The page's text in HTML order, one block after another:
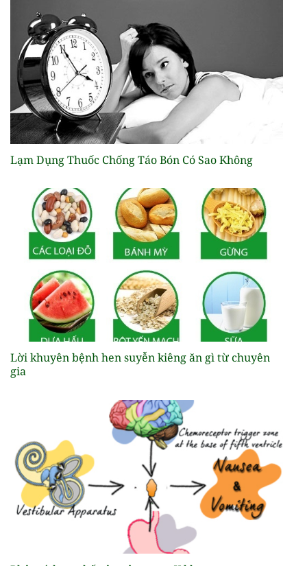
Lạm Dụng Thuốc Chống Táo Bón Có Sao Không
Lời khuyên bệnh hen suyễn kiêng ăn gì từ chuyên
gia